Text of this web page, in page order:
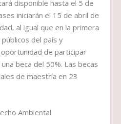
disponible hasta el 5 de
iniciarán el 15 de abril de
al igual que en la primera
del país y
de participar
beca del 50%. Las becas
de maestría en 23
Ambiental